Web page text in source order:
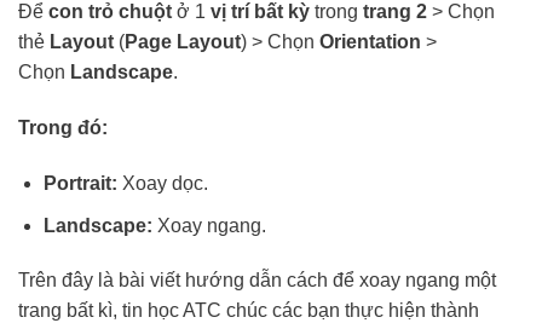
Để con trỏ chuột ở 1 vị trí bất kỳ trong trang 2 > Chọn
thẻ Layout (Page Layout) > Chọn Orientation >
Chọn Landscape.
Trong đó:
Portrait: Xoay dọc.
Landscape: Xoay ngang.
Trên đây là bài viết hướng dẫn cách để xoay ngang một
trang bất kì, tin học ATC chúc các bạn thực hiện thành